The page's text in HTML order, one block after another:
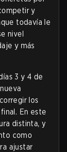
y
todavía le
nivel
y más
3 y 4 de
los
En este
distinta, y
como
ajustar